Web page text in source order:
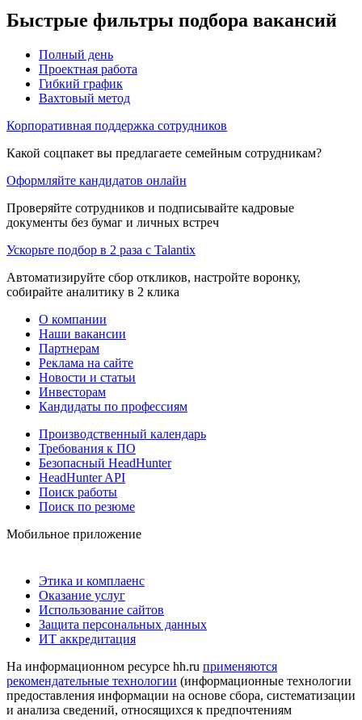
Быстрые фильтры подбора вакансий
Полный день
Проектная работа
Гибкий график
Вахтовый метод
Корпоративная поддержка сотрудников
Какой соцпакет вы предлагаете семейным сотрудникам?
Оформляйте кандидатов онлайн
Проверяйте сотрудников и подписывайте кадровые
документы без бумаг и личных встреч
Ускорьте подбор в 2 раза с Talantix
Автоматизируйте сбор откликов, настройте воронку,
собирайте аналитику в 2 клика
О компании
Наши вакансии
Партнерам
Реклама на сайте
Новости и статьи
Инвесторам
Кандидаты по профессиям
Производственный календарь
Требования к ПО
Безопасный HeadHunter
HeadHunter API
Поиск работы
Поиск по резюме
Мобильное приложение
Этика и комплаенс
Оказание услуг
Использование сайтов
Защита персональных данных
ИТ аккредитация
На информационном ресурсе hh.ru применяются
рекомендательные технологии (информационные технологии
предоставления информации на основе сбора, систематизации
и анализа сведений, относящихся к предпочтениям